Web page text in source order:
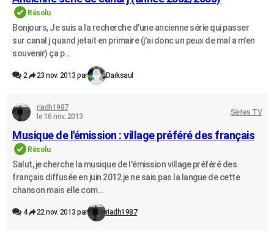
Destinations
City break
Voyage nature
Voyage de noces
Forum
Climat
PHOTO
GUIDES D'ACHAT
Carte de Noël
Carte Bonne année
Carte Saint-Valentin
Carte Pâques
Carte d'anniversaire
DICTIONNAIRE
Dictionnaire
Biographies
Citations
Expressions
Proverbes
PROGRAMME TV
COPAINS D'AVANT
S'inscrire
Se connecter
Lycées
Collèges
Primaires
Universités
Entreprises
Service militaire
Avis de recherche
AVIS DE DÉCÈS
FORUM
Résolu
Bonjours, Je suis a la recherche d'une ancienne série qui passer
sur canal j quand jetait en primaire (j'ai donc un peux de mal a m'en
souvenir) ça p...
2 23 nov. 2013 par Darksaul
riadh1987
le 16 nov. 2013
Séries TV
Musique de l'émission : village préféré des français
Résolu
Salut, je cherche la musique de l'émission village préféré des
français diffusée en juin 2012 je ne sais pas la langue de cette
chanson mais elle com...
4 22 nov. 2013 par riadh1987